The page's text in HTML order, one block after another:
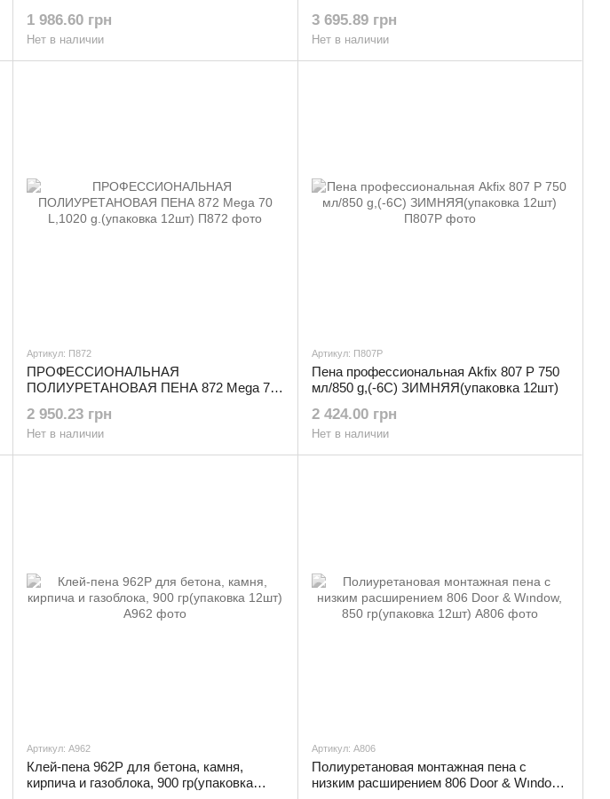
1 986.60 грн
Нет в наличии
3 695.89 грн
Нет в наличии
Артикул: П872
ПРОФЕССИОНАЛЬНАЯ
ПОЛИУРЕТАНОВАЯ ПЕНА 872 Mega 70
2 950.23 грн
Нет в наличии
Артикул: П807Р
Пена профессиональная Akfix 807 P 750
мл/850 g,(-6С) ЗИМНЯЯ(упаковка 12шт)
2 424.00 грн
Нет в наличии
Артикул: А962
Клей-пена 962P для бетона, камня,
кирпича и газоблока, 900 гр(упаковка
Артикул: А806
Полиуретановая монтажная пена с
низким расширением 806 Door & Wındow,